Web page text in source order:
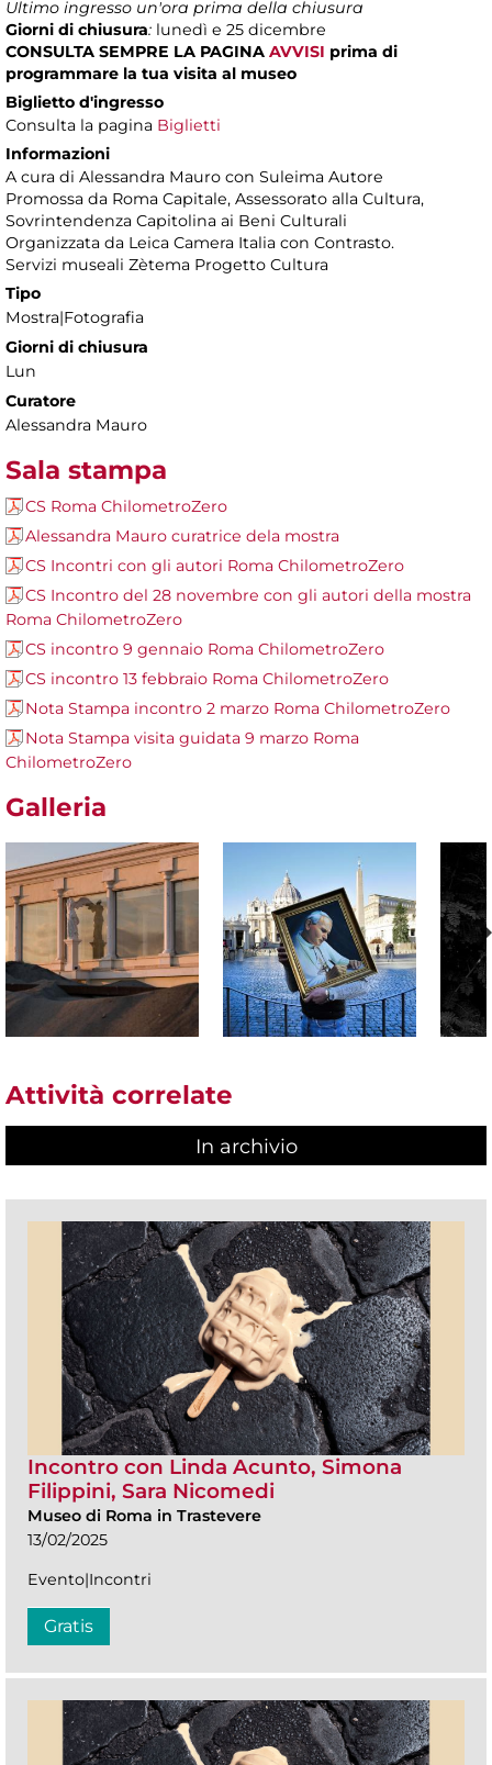
Ultimo ingresso un'ora prima della chiusura
Giorni di chiusura: lunedì e 25 dicembre
CONSULTA SEMPRE LA PAGINA AVVISI prima di
programmare la tua visita al museo
Biglietto d'ingresso
Consulta la pagina Biglietti
Informazioni
A cura di Alessandra Mauro con Suleima Autore
Promossa da Roma Capitale, Assessorato alla Cultura,
Sovrintendenza Capitolina ai Beni Culturali
Organizzata da Leica Camera Italia con Contrasto.
Servizi museali Zètema Progetto Cultura
Tipo
Mostra|Fotografia
Giorni di chiusura
Lun
Curatore
Alessandra Mauro
Sala stampa
CS Roma ChilometroZero
Alessandra Mauro curatrice dela mostra
CS Incontri con gli autori Roma ChilometroZero
CS Incontro del 28 novembre con gli autori della mostra
Roma ChilometroZero
CS incontro 9 gennaio Roma ChilometroZero
CS incontro 13 febbraio Roma ChilometroZero
Nota Stampa incontro 2 marzo Roma ChilometroZero
Nota Stampa visita guidata 9 marzo Roma
ChilometroZero
Galleria
Attività correlate
In archivio
Incontro con Linda Acunto, Simona
Filippini, Sara Nicomedi
Museo di Roma in Trastevere
13/02/2025
Evento|Incontri
Gratis